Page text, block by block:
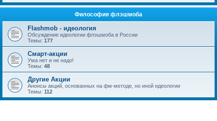
Философия флэшмоба
Flashmob - идеология
Обсуждение идеологии флэшмоба в России
Темы: 177
Смарт-акции
Ума нет и не надо!
Темы: 48
Другие Акции
Анонсы акций, основанных на фм-методе, но иной идеологии
Темы: 112